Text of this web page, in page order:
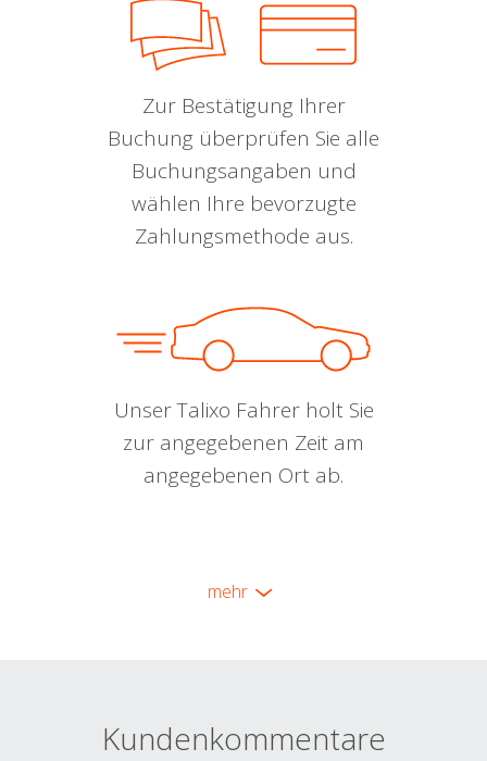
Zur Bestätigung Ihrer
Buchung überprüfen Sie alle
Buchungsangaben und
wählen Ihre bevorzugte
Zahlungsmethode aus.
Unser Talixo Fahrer holt Sie
zur angegebenen Zeit am
angegebenen Ort ab.
mehr
Kundenkommentare